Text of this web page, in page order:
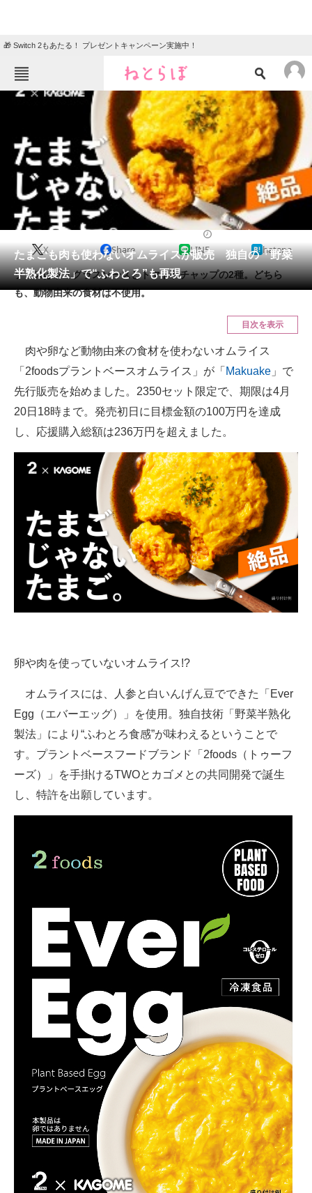
🎁 Switch 2もあたる！ プレゼントキャンペーン実施中！
ねとらぼメニュー
ニュース
エンタメ クイズ
グルメ 地域
住まい 教育・育児
動物 リサーチ
会員記事
メディア
スマホと通信の最新トレンド
好きが集まる 比べて選べる
ビジネスと働き方のヒント
AI活用のいまが分かる
企業ITのトレンドを詳説
経営リーダーのコミュニティ
マーケ×ITの今がよく分かる
ITエンジニア向け専門サイト
IT製品の技術・比較・事例
製造業のIT導入・活用を支援
モノづくり技術者専門サイト
エレクトロニクス専門サイト
電子設計の基本と応用
建設×テクノロジーの最前線
たまごも肉も使わないオムライスが販売 独自の「野菜
半熟化製法」で“ふわとろ”も再現
X Share LINE hatena
ソースはドミグラスソースとトマトケチャップの2種。どちら
も、動物由来の食材は不使用。
目次を表示
肉や卵など動物由来の食材を使わないオムライス
「2foodsプラントベースオムライス」が「 Makuake 」で
先行販売を始めました。2350セット限定で、期限は4月
20日18時まで。発売初日に目標金額の100万円を達成
し、応援購入総額は236万円を超えました。
卵や肉を使っていないオムライス!?
オムライスには、人参と白いんげん豆でできた「Ever
Egg（エバーエッグ）」を使用。独自技術「野菜半熟化
製法」により“ふわとろ食感”が味わえるということで
す。プラントベースフードブランド「2foods（トゥーフ
ーズ）」を手掛けるTWOとカゴメとの共同開発で誕生
し、特許を出願しています。